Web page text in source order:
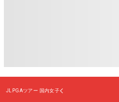
JLPGAツアー 国内女子